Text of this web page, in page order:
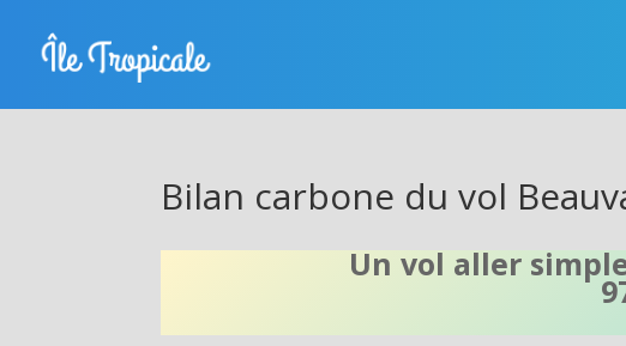
Bilan carbone du vol
Un vol aller